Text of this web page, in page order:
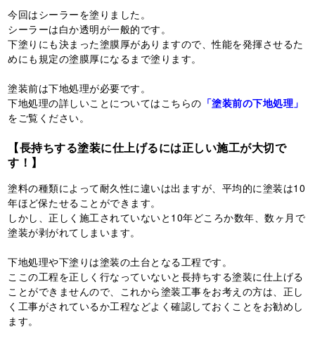
今回はシーラーを塗りました。
シーラーは白か透明が一般的です。
下塗りにも決まった塗膜厚がありますので、性能を発揮させるた
めにも規定の塗膜厚になるまで塗ります。
塗装前は下地処理が必要です。
下地処理の詳しいことについてはこちらの 「塗装前の下地処理」
をご覧ください。
【長持ちする塗装に仕上げるには正しい施工が大切で
す！ 】
塗料の種類によって耐久性に違いは出ますが、平均的に塗装は10
年ほど保たせることができます。
しかし、正しく施工されていないと10年どころか数年、数ヶ月で
塗装が剥がれてしまいます。
下地処理や下塗りは塗装の土台となる工程です。
ここの工程を正しく行なっていないと長持ちする塗装に仕上げる
ことができませんので、これから塗装工事をお考えの方は、正し
く工事がされているか工程などよく確認しておくことをお勧めし
ます。